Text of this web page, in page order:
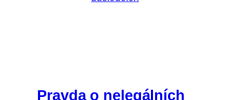
Pravda o nelegálních